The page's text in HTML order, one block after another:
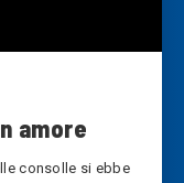
amore
consolle si ebbe